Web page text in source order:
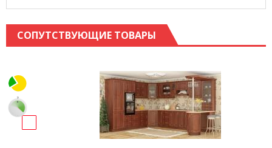
СОПУТСТВУЮЩИЕ ТОВАРЫ